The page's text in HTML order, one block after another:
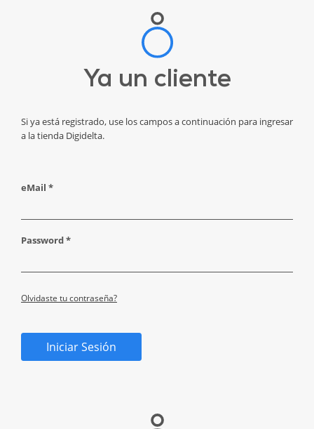
Ya un cliente
Si ya está registrado, use los campos a continuación para ingresar
a la tienda Digidelta.
eMail *
Password *
Olvidaste tu contraseña?
Iniciar Sesión